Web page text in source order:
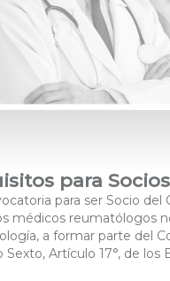
para
para ser Socio
médicos reumatólogos
a formar parte del
Sexto, Artículo 17°, de